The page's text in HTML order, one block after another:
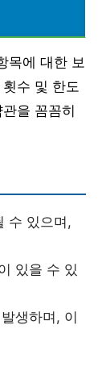
목에 대한 보
수 및 한도
을 꼼꼼히
수 있으며,
있을 수 있
생하며, 이